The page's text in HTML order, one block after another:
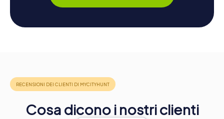
Cosa dicono i nostri clienti